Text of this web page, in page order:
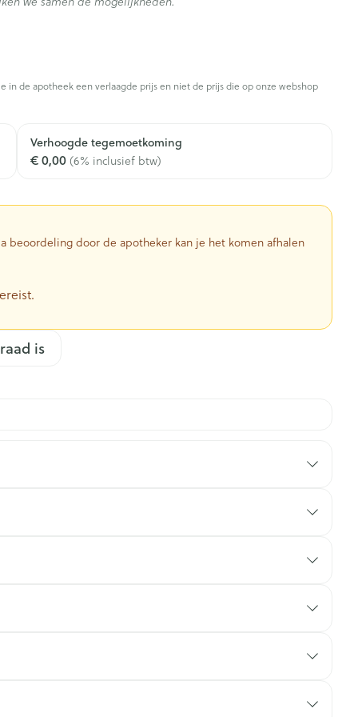
de apotheek een verlaagde prijs en niet de prijs die op onze webshop
Verhoogde tegemoetkoming
€ 0,00 (6% inclusief btw)
beoordeling door de apotheker kan je het komen afhalen
is